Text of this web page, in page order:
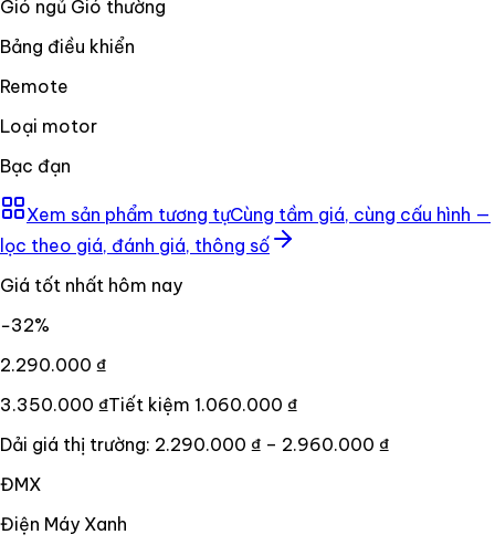
Gió ngủ Gió thường
Bảng điều khiển
Remote
Loại motor
Bạc đạn
Xem sản phẩm tương tựCùng tầm giá, cùng cấu hình —
lọc theo giá, đánh giá, thông số
Giá tốt nhất hôm nay
−32%
2.290.000 ₫
3.350.000 ₫Tiết kiệm 1.060.000 ₫
Dải giá thị trường: 2.290.000 ₫ – 2.960.000 ₫
ĐMX
Điện Máy Xanh